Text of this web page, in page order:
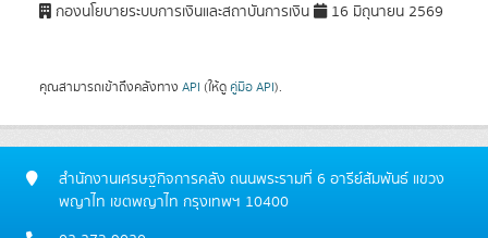
กองนโยบายระบบการเงินและสถาบันการเงิน 16 มิถุนายน 2569
คุณสามารถเข้าถึงคลังทาง API (ให้ดู คู่มือ API).
สำนักงานเศรษฐกิจการคลัง ถนนพระรามที่ 6 อารีย์สัมพันธ์ แขวง
พญาไท เขตพญาไท กรุงเทพฯ 10400